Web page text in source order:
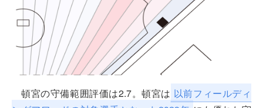
頓宮の守備範囲評価は2.7。頓宮は 以前フィールディ